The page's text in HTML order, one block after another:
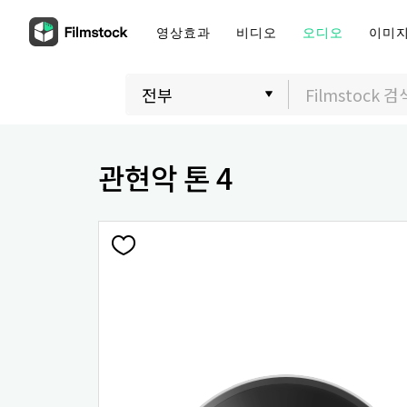
영상효과 비디오 오디오 이미
관현악 톤 4